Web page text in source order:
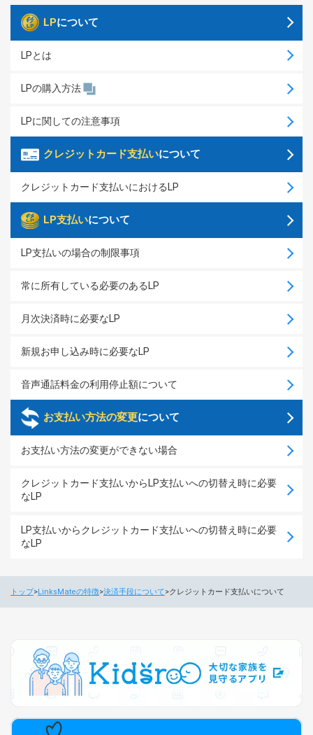
LPについて
LPとは
LPの購入方法
LPに関しての注意事項
クレジットカード支払いについて
クレジットカード支払いにおけるLP
LP支払いについて
LP支払いの場合の制限事項
常に所有している必要のあるLP
月次決済時に必要なLP
新規お申し込み時に必要なLP
音声通話料金の利用停止額について
お支払い方法の変更について
お支払い方法の変更ができない場合
クレジットカード支払いからLP支払いへの切替え時に必要
なLP
LP支払いからクレジットカード支払いへの切替え時に必要
なLP
トップ LinksMateの特徴 決済手段について クレジットカード支払いについて